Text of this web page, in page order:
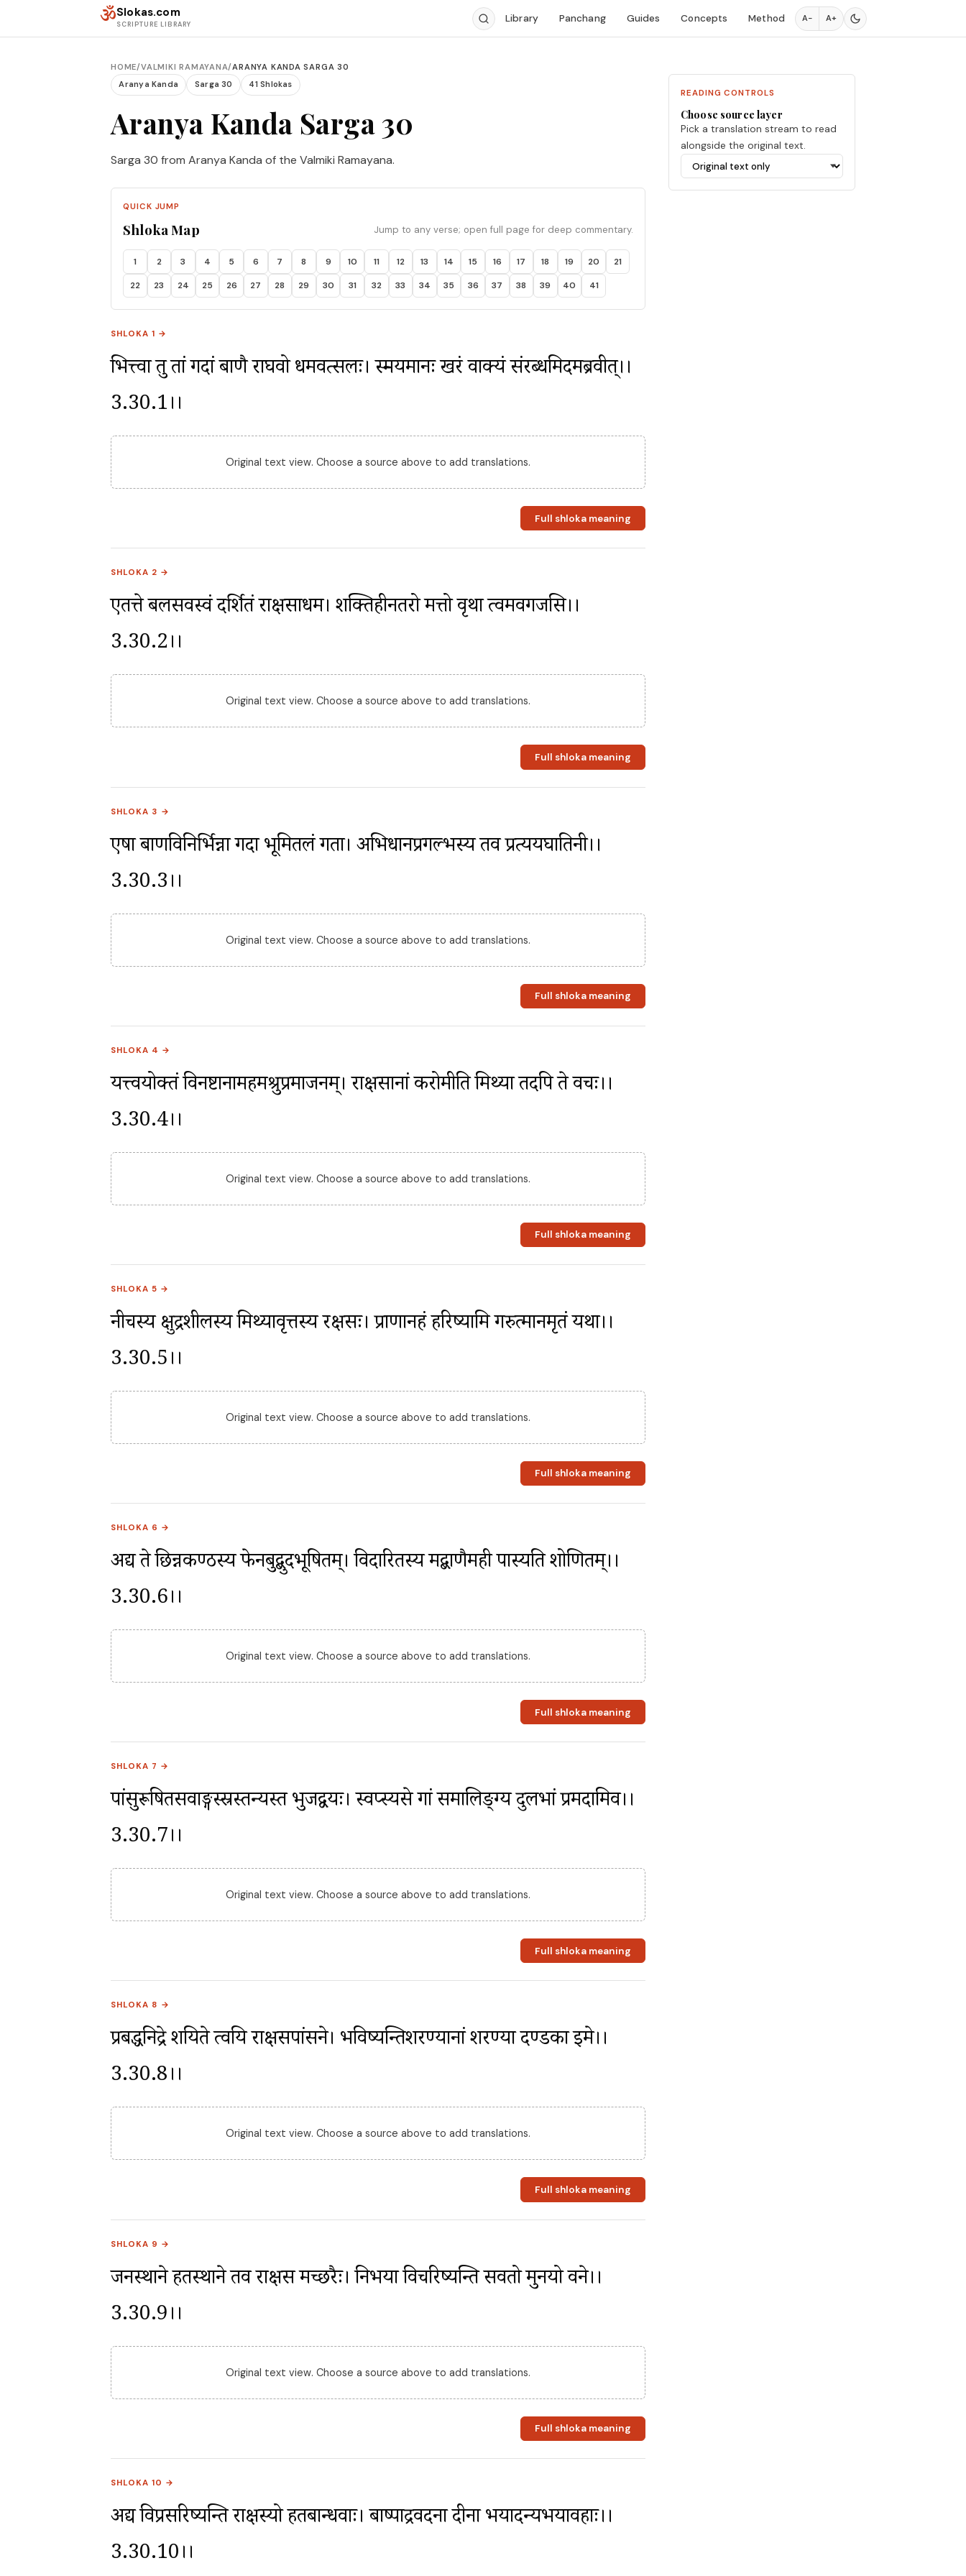
ॐSlokas.com
SCRIPTURE LIBRARY Library Panchang Guides Concepts Method A− A+
HOME/VALMIKI RAMAYANA/ARANYA KANDA SARGA 30
Aranya Kanda
Sarga 30 41 Shlokas
Aranya Kanda Sarga 30
Sarga 30 from Aranya Kanda of the Valmiki Ramayana.
QUICK JUMP
Shloka Map Jump to any verse; open full page for deep commentary.
1 2 3 4 5 6 7 8 9 10 11 12 13 14 15 16 17 18 19 20 21
22 23 24 25 26 27 28 29 30 31 32 33 34 35 36 37 38 39 40 41
SHLOKA 1 →
भित्त्वा तु तां गदां बाणै राघवो धर्मवत्सलः। स्मयमानः खरं वाक्यं संरब्धमिदमब्रवीत्।।
3.30.1।।
Original text view. Choose a source above to add translations.
Full shloka meaning
SHLOKA 2 →
एतत्ते बलसर्वस्वं दर्शितं राक्षसाधम। शक्तिहीनतरो मत्तो वृथा त्वमवगर्जसि।।
3.30.2।।
Original text view. Choose a source above to add translations.
Full shloka meaning
SHLOKA 3 →
एषा बाणविनिर्भिन्ना गदा भूमितलं गता। अभिधानप्रगल्भस्य तव प्रत्ययघातिनी।।
3.30.3।।
Original text view. Choose a source above to add translations.
Full shloka meaning
SHLOKA 4 →
यत्त्वयोक्तं विनष्टानामहमश्रुप्रमार्जनम्। राक्षसानां करोमीति मिथ्या तदपि ते वचः।।
3.30.4।।
Original text view. Choose a source above to add translations.
Full shloka meaning
SHLOKA 5 →
नीचस्य क्षुद्रशीलस्य मिथ्यावृत्तस्य रक्षसः। प्राणानहं हरिष्यामि गरुत्मानमृतं यथा।।
3.30.5।।
Original text view. Choose a source above to add translations.
Full shloka meaning
SHLOKA 6 →
अद्य ते छिन्नकण्ठस्य फेनबुद्बुदभूषितम्। विदारितस्य मद्बाणैर्मही पास्यति शोणितम्।।
3.30.6।।
Original text view. Choose a source above to add translations.
Full shloka meaning
SHLOKA 7 →
पांसुरूषितसर्वाङ्गस्स्रस्तन्यस्त भुजद्वयः। स्वप्स्यसे गां समालिङ्ग्य दुर्लभां प्रमदामिव।।
3.30.7।।
Original text view. Choose a source above to add translations.
Full shloka meaning
SHLOKA 8 →
प्रबद्धनिद्रे शयिते त्वयि राक्षसपांसने। भविष्यन्तिशरण्यानां शरण्या दण्डका इमे।।
3.30.8।।
Original text view. Choose a source above to add translations.
Full shloka meaning
SHLOKA 9 →
जनस्थाने हतस्थाने तव राक्षस मच्छरैः। निर्भया विचरिष्यन्ति सर्वतो मुनयो वने।।
3.30.9।।
Original text view. Choose a source above to add translations.
Full shloka meaning
SHLOKA 10 →
अद्य विप्रसरिष्यन्ति राक्षस्यो हतबान्धवाः। बाष्पार्द्रवदना दीना भयादन्यभयावहाः।।
3.30.10।।
READING CONTROLS
Choose source layer
Pick a translation stream to read
alongside the original text.